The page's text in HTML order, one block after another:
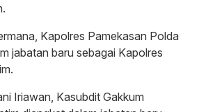
Kapolres Pamekasan Polda
jabatan baru sebagai Kapolres
Iriawan, Kasubdit Gakkum